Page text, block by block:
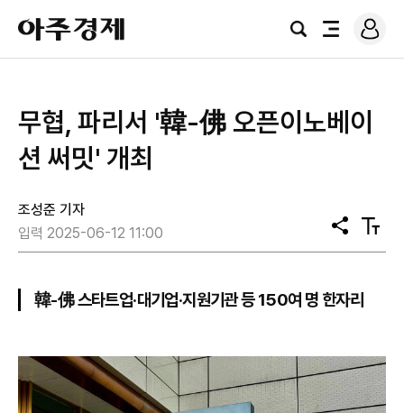
아
주
경
검
전
로
그
무협, 파리서 '韓-佛 오픈이노베이
션 써밋' 개최
조성준 기자
입력 2025-06-12 11:00
공
유
텍
스
韓-佛 스타트업·대기업·지원기관 등 150여 명 한자리